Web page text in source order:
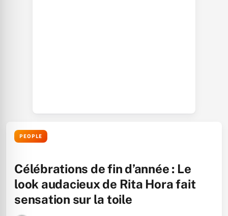
PEOPLE
Célébrations de fin d’année : Le
look audacieux de Rita Hora fait
sensation sur la toile